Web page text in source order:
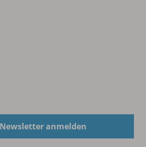
anmelden